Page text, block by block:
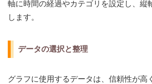
軸に時間の経過やカテゴリを設定し、縦
します。
データの選択と整理
グラフに使用するデータは、信頼性が高